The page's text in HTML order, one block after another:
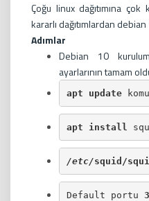
Çoğu linux dağıtımına
kararlı dağıtımlardan
Adımlar
Debian 10
ayarlarının tamam
apt update
apt install
/etc/squid/
Default portu